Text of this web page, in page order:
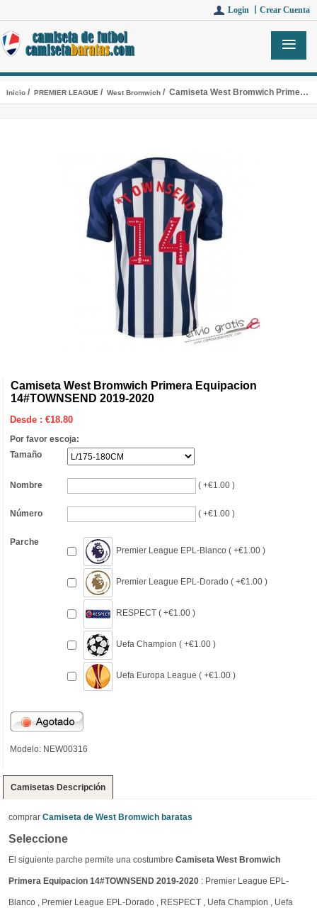
Login 丨 Crear Cuenta
Inicio/ PREMIER LEAGUE/ West Bromwich/ Camiseta West Bromwich Primera Equipacion 14#TOWNSEND 2019-2020
Camiseta West Bromwich Primera Equipacion
14#TOWNSEND 2019-2020
Desde :€18.80
Por favor escoja:
Tamaño
Nombre ( +€1.00 )
Número ( +€1.00 )
Parche
Premier League EPL-Blanco ( +€1.00 )
Premier League EPL-Dorado ( +€1.00 )
RESPECT ( +€1.00 )
Uefa Champion ( +€1.00 )
Uefa Europa League ( +€1.00 )
Modelo: NEW00316
Camisetas Descripción
comprar Camiseta de West Bromwich baratas
Seleccione
El siguiente parche permite una costumbre Camiseta West Bromwich
Primera Equipacion 14#TOWNSEND 2019-2020 : Premier League EPL-
Blanco , Premier League EPL-Dorado , RESPECT , Uefa Champion , Uefa